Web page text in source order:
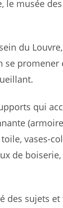
le musée
du
se promener
qui
vases-
de
des sujets et